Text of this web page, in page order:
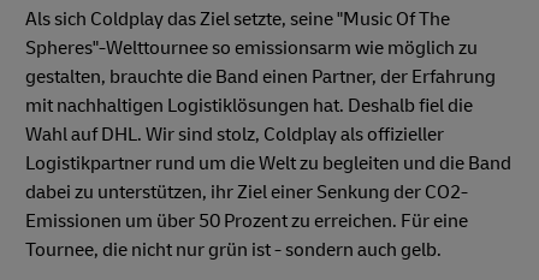
Als sich Coldplay das Ziel setzte, seine "Music Of The
Spheres"-Welttournee so emissionsarm wie möglich zu
gestalten, brauchte die Band einen Partner, der Erfahrung
mit nachhaltigen Logistiklösungen hat. Deshalb fiel die
Wahl auf DHL. Wir sind stolz, Coldplay als offizieller
Logistikpartner rund um die Welt zu begleiten und die Band
dabei zu unterstützen, ihr Ziel einer Senkung der CO2-
Emissionen um über 50 Prozent zu erreichen. Für eine
Tournee, die nicht nur grün ist - sondern auch gelb.